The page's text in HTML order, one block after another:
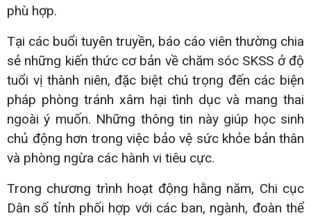
phù hợp.
Tại các buổi tuyên truyền, báo cáo viên thường chia
sẻ những kiến thức cơ bản về chăm sóc SKSS ở độ
tuổi vị thành niên, đặc biệt chú trọng đến các biện
pháp phòng tránh xâm hại tình dục và mang thai
ngoài ý muốn. Những thông tin này giúp học sinh
chủ động hơn trong việc bảo vệ sức khỏe bản thân
và phòng ngừa các hành vi tiêu cực.
Trong chương trình hoạt động hằng năm, Chi cục
Dân số tỉnh phối hợp với các ban, ngành, đoàn thể